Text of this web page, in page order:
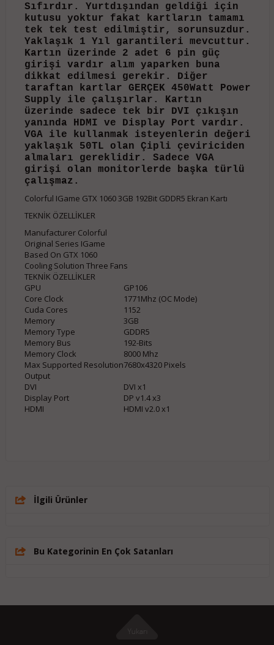
Sıfırdır. Yurtdışından geldiği için
kutusu yoktur fakat kartların tamamı
tek tek test edilmiştir, sorunsuzdur.
Yaklaşık 1 Yıl garantileri mevcuttur.
Kartın üzerinde 2 adet 6 pin güç
girişi vardır alım yaparken buna
dikkat edilmesi gerekir. Diğer
taraftan kartlar GERÇEK 450Watt Power
Supply ile çalışırlar. Kartın
üzerinde sadece tek bir DVI çıkışın
yanında HDMI ve Display Port vardır.
VGA ile kullanmak isteyenlerin değeri
yaklaşık 50TL olan Çipli çeviriciden
almaları gereklidir. Sadece VGA
girişi olan monitorlerde başka türlü
çalışmaz.
Colorful IGame GTX 1060 3GB 192Bit GDDR5 Ekran Kartı
TEKNİK ÖZELLİKLER
Manufacturer Colorful
Original Series IGame
Based On GTX 1060
Cooling Solution Three Fans
TEKNİK ÖZELLİKLER
GPU
GP106
Core Clock
1771Mhz (OC Mode)
Cuda Cores
1152
Memory
3GB
Memory Type
GDDR5
Memory Bus
192-Bits
Memory Clock
8000 Mhz
Max Supported Resolution7680x4320 Pixels
Output
DVI
DVI x1
Display Port
DP v1.4 x3
HDMI
HDMI v2.0 x1
İlgili Ürünler
Bu Kategorinin En Çok Satanları